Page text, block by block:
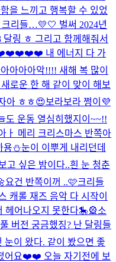
을 느끼고 행복할 수 있었
크리들…💛🤍 벌써 2024년
달링 ㅎ 그리고 함께해줘서
내 에너지 다 가
아아아악!!!! 새해 복 많이
로운 한 해 같이 맞이 해보
아 ㅎㅎ😍보라보라 쩡이💜
도 운동 열심히했지이~~!!
ㅏ 메리 크리스마스 반쪽아
용⛄️눈이 이뿌게 내리던데
고 싶은 밤이다..흰 눈 청춘
요건 반쪽이꺼 ..🩷크리들
캐롤 재즈 음악 다 시작이
헤어나오지 못한다🎠🎡소
버전 궁금했징? 난 달링들
눈이 왔다. 같이 봤으면 좋
어요❤️❤️ 오늘 자기전에 보